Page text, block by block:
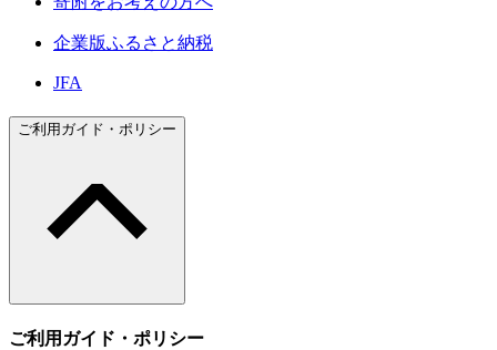
企業版ふるさと納税
JFA
ご利用ガイド・ポリシー
ご利用ガイド・ポリシー